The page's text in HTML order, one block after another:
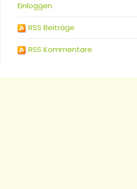
Einloggen
RSS Beiträge
RSS Kommentare